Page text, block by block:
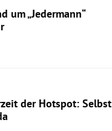
um „Jedermann“
der Hotspot: Selbst